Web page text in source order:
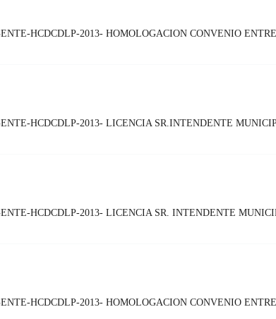
HCDCDLP-2013- HOMOLOGACION CONVENIO
HCDCDLP-2013- LICENCIA SR.INTENDENTE
HCDCDLP-2013- LICENCIA SR. INTENDENTE
HCDCDLP-2013- HOMOLOGACION CONVENIO